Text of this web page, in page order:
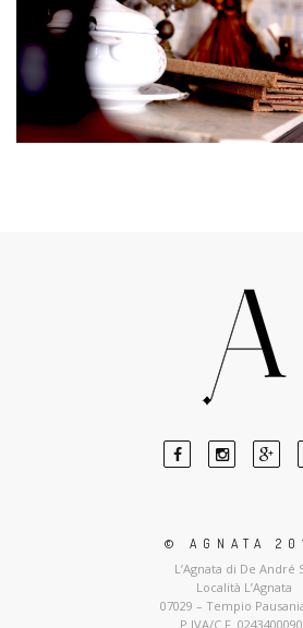
© AGNATA
L’Agnata di De André
Località L’Agnata
07029 – Tempio
P.IVA/C.F.